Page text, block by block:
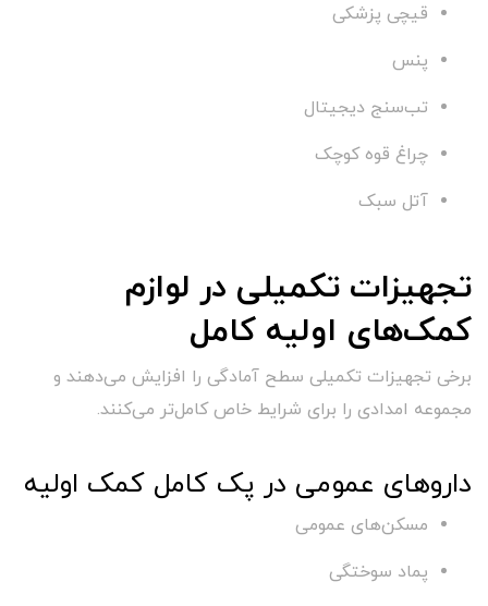
قیچی پزشکی
پنس
تب‌سنج دیجیتال
چراغ قوه کوچک
آتل سبک
تجهیزات تکمیلی در لوازم
کمک‌های اولیه کامل
برخی تجهیزات تکمیلی سطح آمادگی را افزایش می‌دهند و
مجموعه امدادی را برای شرایط خاص کامل‌تر می‌کنند.
داروهای عمومی در پک کامل کمک اولیه
مسکن‌های عمومی
پماد سوختگی